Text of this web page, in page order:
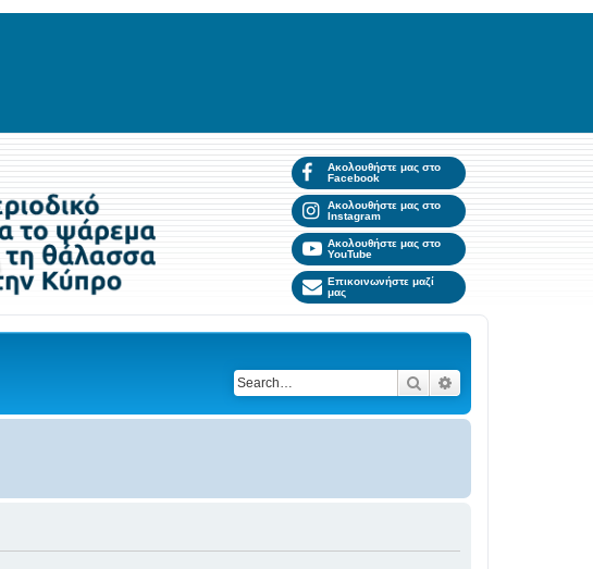
Ακολουθήστε μας στο
Facebook
Ακολουθήστε μας στο
Instagram
Ακολουθήστε μας στο
YouTube
Επικοινωνήστε μαζί
μας
Search